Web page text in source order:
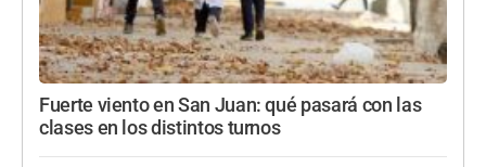
Fuerte viento en San Juan: qué pasará con las
clases en los distintos turnos